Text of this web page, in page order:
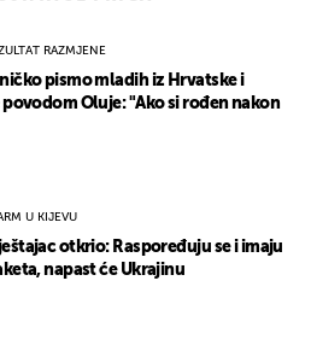
RAZMJENE
pismo mladih iz Hrvatske i
povodom Oluje: "Ako si rođen nakon
U KIJEVU
otkrio: Raspoređuju se i imaju
napast će Ukrajinu